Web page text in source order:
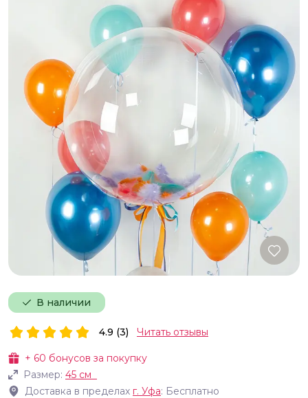
В наличии
+ 60 бонусов за покупку
Размер: 45 см
Доставка в пределах г. Уфа: Бесплатно
4.9 (3) Читать отзывы